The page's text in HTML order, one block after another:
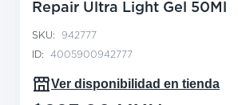
Repair Ultra Light Gel 50Ml
SKU:
942777
ID: 4005900942777
Ver disponibilidad en tienda